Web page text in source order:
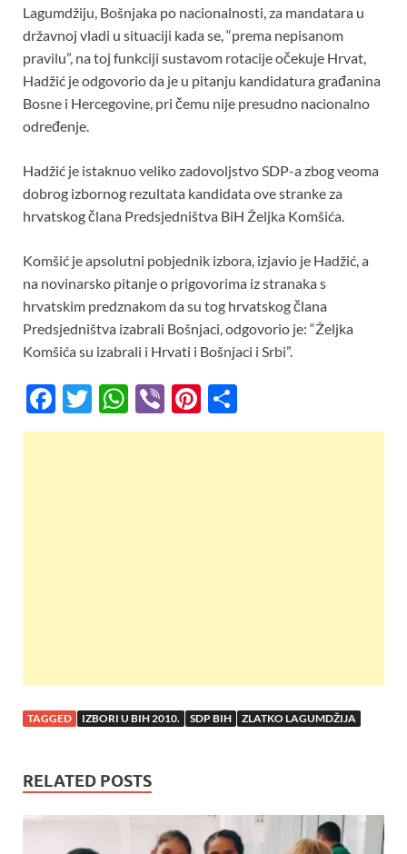
Lagumdžiju, Bošnjaka po nacionalnosti, za mandatara u
državnoj vladi u situaciji kada se, “prema nepisanom
pravilu”, na toj funkciji sustavom rotacije očekuje Hrvat,
Hadžić je odgovorio da je u pitanju kandidatura građanina
Bosne i Hercegovine, pri čemu nije presudno nacionalno
određenje.
Hadžić je istaknuo veliko zadovoljstvo SDP-a zbog veoma
dobrog izbornog rezultata kandidata ove stranke za
hrvatskog člana Predsjedništva BiH Željka Komšića.
Komšić je apsolutni pobjednik izbora, izjavio je Hadžić, a
na novinarsko pitanje o prigovorima iz stranaka s
hrvatskim predznakom da su tog hrvatskog člana
Predsjedništva izabrali Bošnjaci, odgovorio je: “Željka
Komšića su izabrali i Hrvati i Bošnjaci i Srbi”.
F
ac
T
w
W
h
Vi
b
Pi
nt h
TAGGED IZBORI U BIH 2010. SDP BIH ZLATKO LAGUMDŽIJA
RELATED POSTS